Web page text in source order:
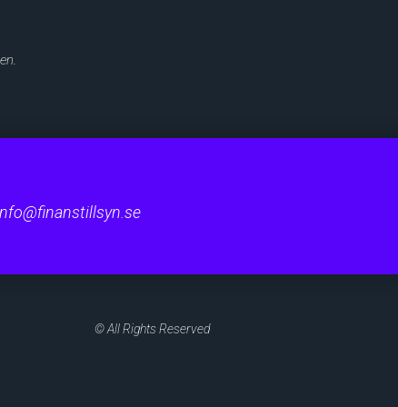
© All Rights Reserved